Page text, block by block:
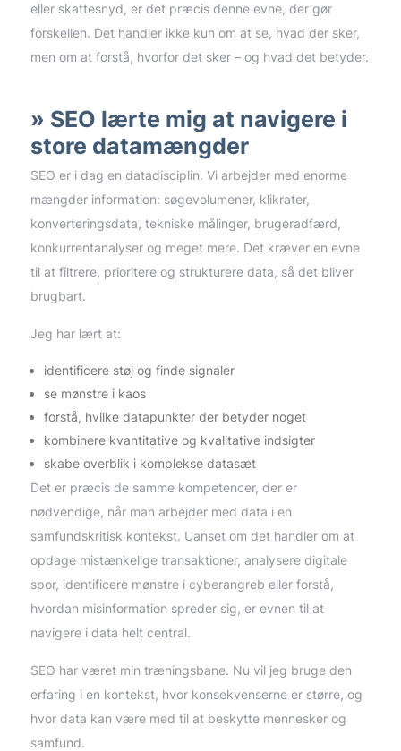
eller skattesnyd, er det præcis denne evne, der gør
forskellen. Det handler ikke kun om at se, hvad der sker,
men om at forstå, hvorfor det sker – og hvad det betyder.
SEO lærte mig at navigere i
store datamængder
SEO er i dag en datadisciplin. Vi arbejder med enorme
mængder information: søgevolumener, klikrater,
konverteringsdata, tekniske målinger, brugeradfærd,
konkurrentanalyser og meget mere. Det kræver en evne
til at filtrere, prioritere og strukturere data, så det bliver
brugbart.
Jeg har lært at:
identificere støj og finde signaler
se mønstre i kaos
forstå, hvilke datapunkter der betyder noget
kombinere kvantitative og kvalitative indsigter
skabe overblik i komplekse datasæt
Det er præcis de samme kompetencer, der er
nødvendige, når man arbejder med data i en
samfundskritisk kontekst. Uanset om det handler om at
opdage mistænkelige transaktioner, analysere digitale
spor, identificere mønstre i cyberangreb eller forstå,
hvordan misinformation spreder sig, er evnen til at
navigere i data helt central.
SEO har været min træningsbane. Nu vil jeg bruge den
erfaring i en kontekst, hvor konsekvenserne er større, og
hvor data kan være med til at beskytte mennesker og
samfund.